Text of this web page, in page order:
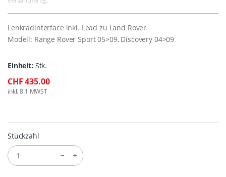
Lenkradinterface inkl. Lead zu Land Rover
Modell: Range Rover Sport 05>09, Discovery 04>09
Einheit: Stk.
CHF 435.00
inkl. 8.1 MWST
Stückzahl